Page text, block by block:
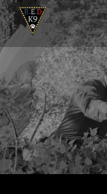
ACCUEIL